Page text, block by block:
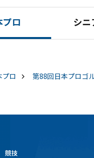
プロ シニ
プロ 第88回日本プロゴ
競技